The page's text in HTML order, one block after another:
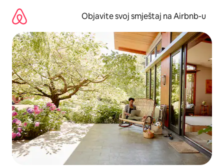
sadržaj
Objavite svoj smještaj na Airbnb-u